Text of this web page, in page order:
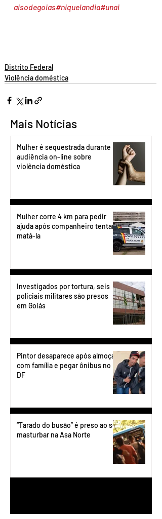
aisodegoias#niquelandia#unai
Distrito Federal
Violência doméstica
Mais Notícias
Mulher é sequestrada durante
audiência on-line sobre
violência doméstica
Mulher corre 4 km para pedir
ajuda após companheiro tentar
matá-la
Investigados por tortura, seis
policiais militares são presos
em Goiás
Pintor desaparece após almoçar
com família e pegar ônibus no
DF
“Tarado do busão” é preso ao se
masturbar na Asa Norte